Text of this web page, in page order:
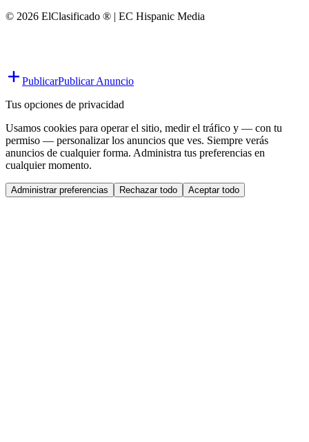
© 2026 ElClasificado ® | EC Hispanic Media
PublicarPublicar Anuncio
Tus opciones de privacidad
Usamos cookies para operar el sitio, medir el tráfico y — con tu
permiso — personalizar los anuncios que ves. Siempre verás
anuncios de cualquier forma. Administra tus preferencias en
cualquier momento.
Administrar preferencias Rechazar todo Aceptar todo